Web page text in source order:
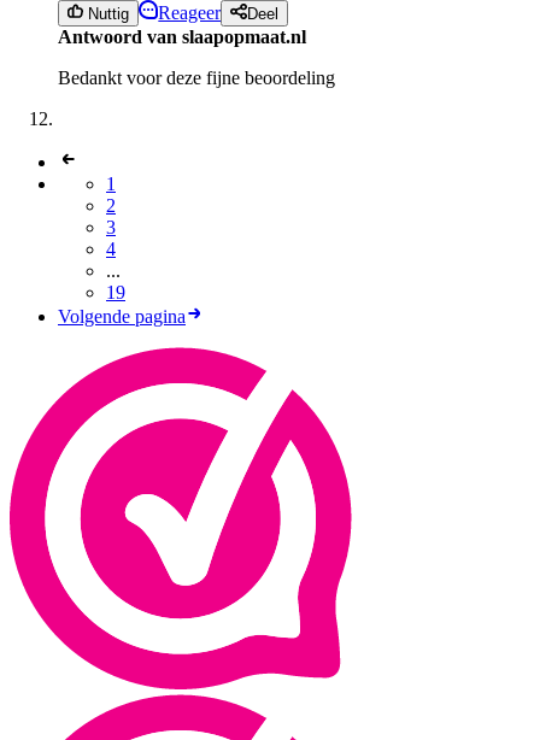
Nuttig Reageer Deel
Antwoord van slaapopmaat.nl
Bedankt voor deze fijne beoordeling
1
2
3
4
...
19
Volgende pagina